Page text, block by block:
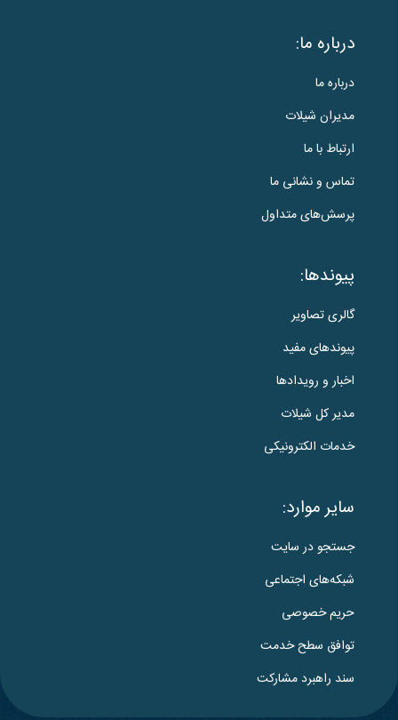
درباره ما:
درباره ما
مدیران شیلات
ارتباط با ما
تماس و نشانی ما
پرسش‌های متداول
پیوندها:
گالری تصاویر
پیوندهای مفید
اخبار و رویدادها
مدیر کل شیلات
خدمات الکترونیکی
سایر موارد:
جستجو در سایت
شبکه‌های اجتماعی
حریم خصوصی
توافق سطح خدمت
سند راهبرد مشارکت